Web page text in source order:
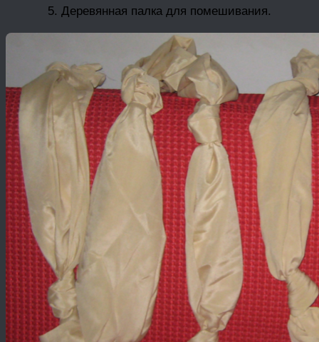
5. Деревянная палка для помешивания.